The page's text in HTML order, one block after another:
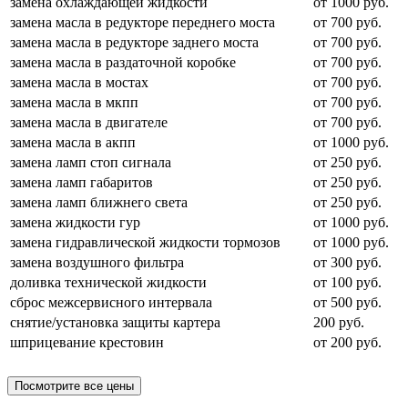
замена масла в редукторе переднего моста
от 700 руб.
замена масла в редукторе заднего моста
от 700 руб.
замена масла в раздаточной коробке
от 700 руб.
замена масла в мостах
от 700 руб.
замена масла в мкпп
от 700 руб.
замена масла в двигателе
от 700 руб.
замена масла в акпп
от 1000 руб.
замена ламп стоп сигнала
от 250 руб.
замена ламп габаритов
от 250 руб.
замена ламп ближнего света
от 250 руб.
замена жидкости гур
от 1000 руб.
замена гидравлической жидкости тормозов
от 1000 руб.
замена воздушного фильтра
от 300 руб.
доливка технической жидкости
от 100 руб.
сброс межсервисного интервала
от 500 руб.
снятие/установка защиты картера
200 руб.
шприцевание крестовин
от 200 руб.
Посмотрите все цены